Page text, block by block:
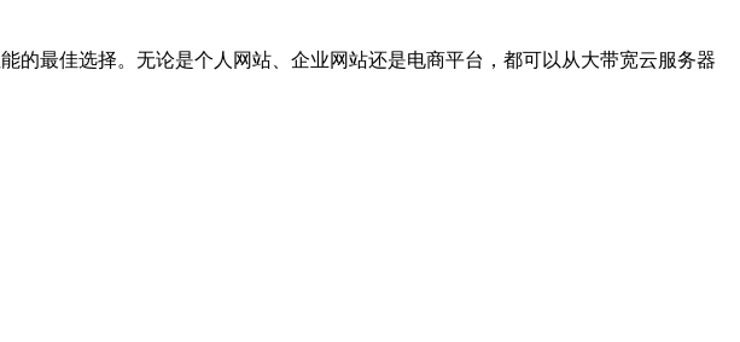
最佳选择。无论是个人网站、企业网站还是电商平台，都可以从大带宽云服务器